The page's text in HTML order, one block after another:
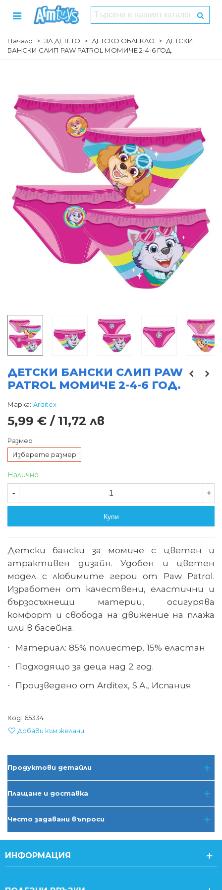
Начало > ЗА ДЕТЕТО > ДЕТСКО ОБЛЕКЛО > ДЕТСКИ
БАНСКИ СЛИП PAW PATROL МОМИЧЕ 2-4-6 ГОД.
ДЕТСКИ БАНСКИ СЛИП PAW
PATROL МОМИЧЕ 2-4-6 ГОД.
Марка: Arditex
5,99 € / 11,72 лв
Размер
Изберете размер
Налично
- +
Купи
Детски бански за момиче с цветен и
атрактивен дизайн. Удобен и цветен
модел с любимите герои от Paw Patrol.
Изработен от качествени, еластични и
бързосъхнещи материи, осигурява
комфорт и свобода на движение на плажа
или в басейна.
· Материал: 85% полиестер, 15% еластан
· Подходящо за деца над 2 год.
· Произведено от Arditex, S.A., Испания
Код: 65334
Добави към желани
Продуктови детайли
Плащане и доставка
Често задавани въпроси
ИНФОРМАЦИЯ